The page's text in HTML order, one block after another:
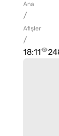
Ana
/
Afişler
/
18:11